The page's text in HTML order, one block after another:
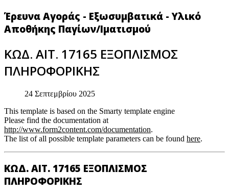
Έρευνα Αγοράς - Εξωσυμβατικά - Υλικό
Αποθήκης Παγίων/Ιματισμού
ΚΩΔ. ΑΙΤ. 17165 ΕΞΟΠΛΙΣΜΟΣ
ΠΛΗΡΟΦΟΡΙΚΗΣ
24 Σεπτεμβρίου 2025
This template is based on the Smarty template engine
Please find the documentation at
http://www.form2content.com/documentation.
The list of all possible template parameters can be found here.
ΚΩΔ. ΑΙΤ. 17165 ΕΞΟΠΛΙΣΜΟΣ
ΠΛΗΡΟΦΟΡΙΚΗΣ